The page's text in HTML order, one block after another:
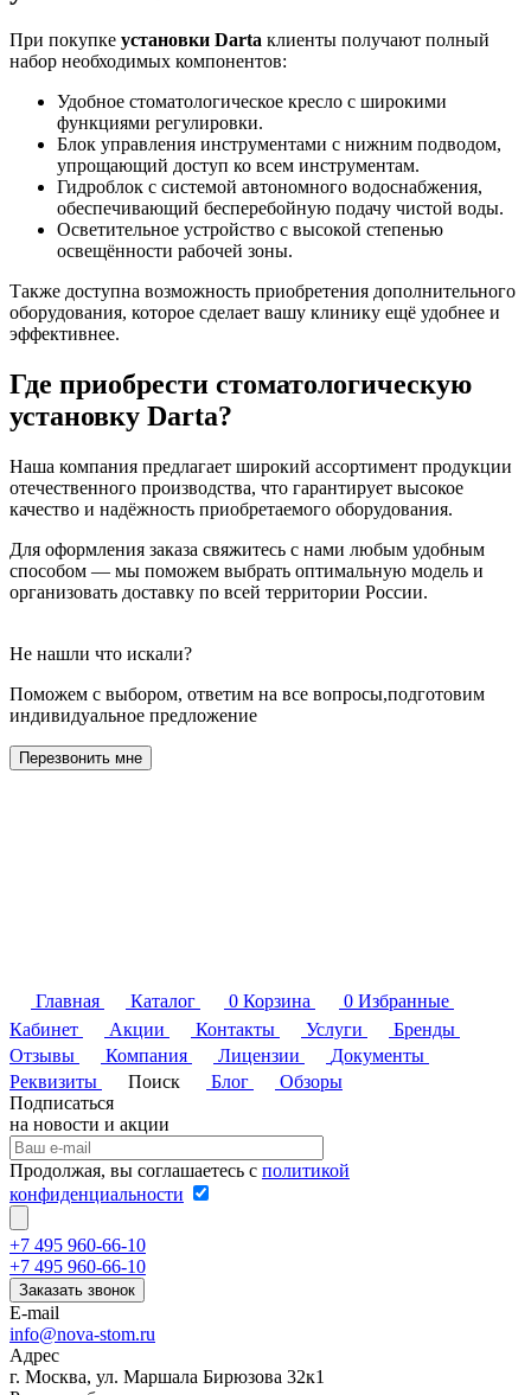
При покупке установки Darta клиенты получают полный
набор необходимых компонентов:
Удобное стоматологическое кресло с широкими
функциями регулировки.
Блок управления инструментами с нижним подводом,
упрощающий доступ ко всем инструментам.
Гидроблок с системой автономного водоснабжения,
обеспечивающий бесперебойную подачу чистой воды.
Осветительное устройство с высокой степенью
освещённости рабочей зоны.
Также доступна возможность приобретения дополнительного
оборудования, которое сделает вашу клинику ещё удобнее и
эффективнее.
Где приобрести стоматологическую
установку Darta?
Наша компания предлагает широкий ассортимент продукции
отечественного производства, что гарантирует высокое
качество и надёжность приобретаемого оборудования.
Для оформления заказа свяжитесь с нами любым удобным
способом — мы поможем выбрать оптимальную модель и
организовать доставку по всей территории России.
Не нашли что искали?
Поможем с выбором, ответим на все вопросы,подготовим
индивидуальное предложение
Перезвонить мне
Главная Каталог 0 Корзина 0 Избранные
Кабинет
Акции Контакты Услуги
Бренды
Отзывы
Компания Лицензии
Документы
Реквизиты
Поиск Блог
Обзоры
Подписаться
на новости и акции
Продолжая, вы соглашаетесь с политикой
конфиденциальности
+7 495 960-66-10
+7 495 960-66-10
Заказать звонок
E-mail
info@nova-stom.ru
Адрес
г. Москва, ул. Маршала Бирюзова 32к1